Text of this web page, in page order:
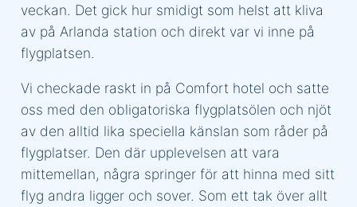
veckan. Det gick hur smidigt som helst att kliva
av på Arlanda station och direkt var vi inne på
flygplatsen.
Vi checkade raskt in på Comfort hotel och satte
oss med den obligatoriska flygplatsölen och njöt
av den alltid lika speciella känslan som råder på
flygplatser. Den där upplevelsen att vara
mittemellan, några springer för att hinna med sitt
flyg andra ligger och sover. Som ett tak över allt